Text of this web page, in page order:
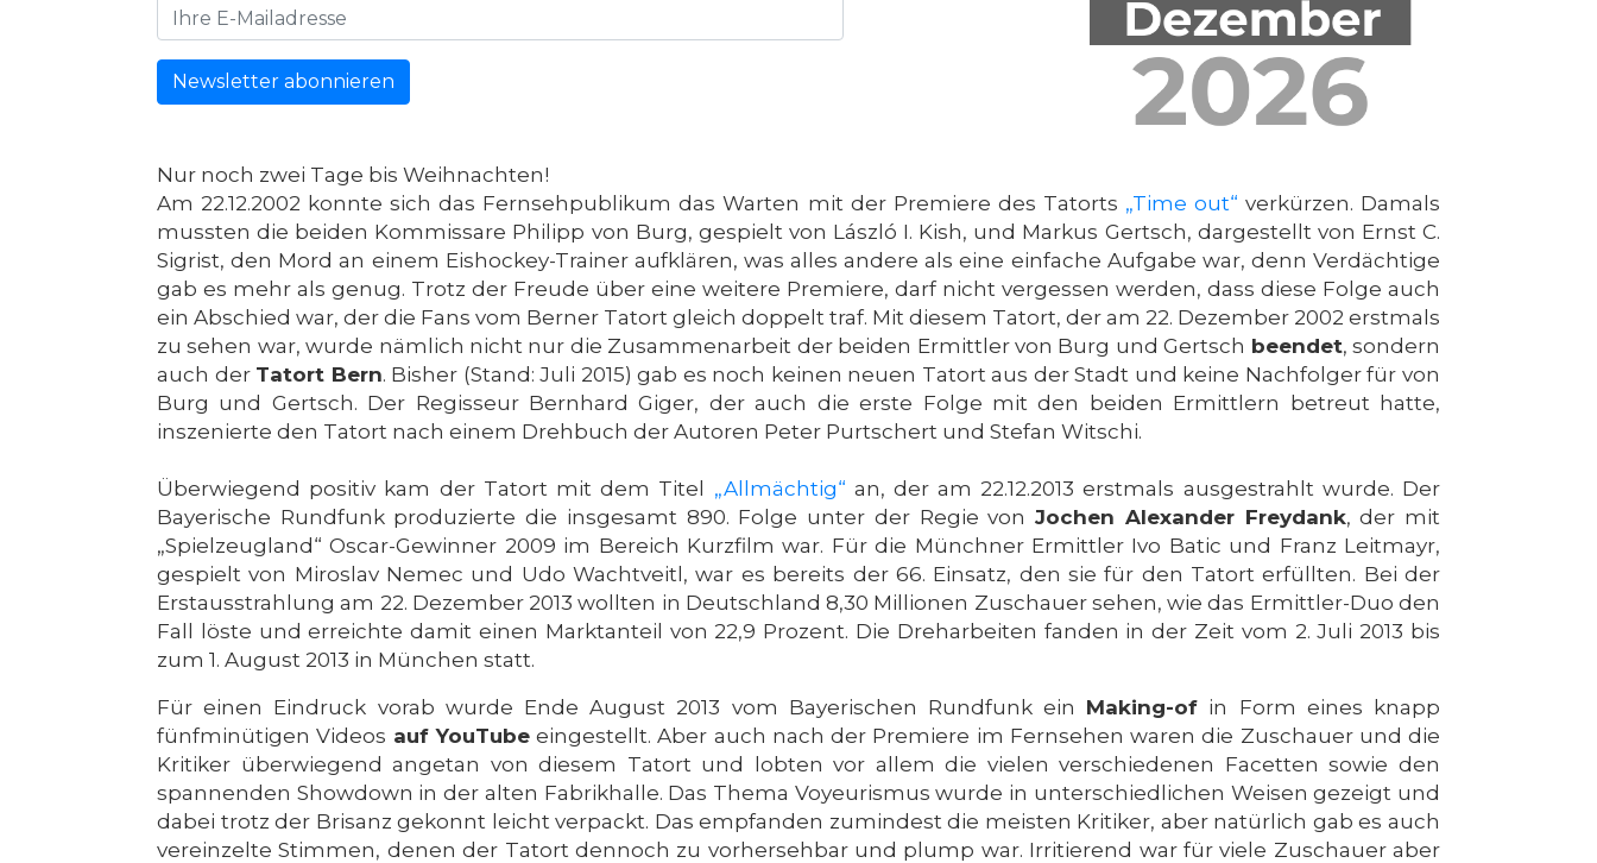
Newsletter abonnieren
Nur noch zwei Tage bis Weihnachten!
Am 22.12.2002 konnte sich das Fernsehpublikum das Warten mit der Premiere des Tatorts „Time out“ verkürzen. Damals
mussten die beiden Kommissare Philipp von Burg, gespielt von László I. Kish, und Markus Gertsch, dargestellt von Ernst C.
Sigrist, den Mord an einem Eishockey-Trainer aufklären, was alles andere als eine einfache Aufgabe war, denn Verdächtige
gab es mehr als genug. Trotz der Freude über eine weitere Premiere, darf nicht vergessen werden, dass diese Folge auch
ein Abschied war, der die Fans vom Berner Tatort gleich doppelt traf. Mit diesem Tatort, der am 22. Dezember 2002 erstmals
zu sehen war, wurde nämlich nicht nur die Zusammenarbeit der beiden Ermittler von Burg und Gertsch beendet, sondern
auch der Tatort Bern. Bisher (Stand: Juli 2015) gab es noch keinen neuen Tatort aus der Stadt und keine Nachfolger für von
Burg und Gertsch. Der Regisseur Bernhard Giger, der auch die erste Folge mit den beiden Ermittlern betreut hatte,
inszenierte den Tatort nach einem Drehbuch der Autoren Peter Purtschert und Stefan Witschi.
Überwiegend positiv kam der Tatort mit dem Titel „Allmächtig“ an, der am 22.12.2013 erstmals ausgestrahlt wurde. Der
Bayerische Rundfunk produzierte die insgesamt 890. Folge unter der Regie vonJochen Alexander Freydank, der mit
„Spielzeugland“ Oscar-Gewinner 2009 im Bereich Kurzfilm war. Für die Münchner Ermittler Ivo Batic und Franz Leitmayr,
gespielt von Miroslav Nemec und Udo Wachtveitl, war es bereits der 66. Einsatz, den sie für den Tatort erfüllten. Bei der
Erstausstrahlung am 22. Dezember 2013 wollten in Deutschland 8,30 Millionen Zuschauer sehen, wie das Ermittler-Duo den
Fall löste und erreichte damit einen Marktanteil von 22,9 Prozent. Die Dreharbeiten fanden in der Zeit vom 2. Juli 2013 bis
zum 1. August 2013 in München statt.
Für einen Eindruck vorab wurde Ende August 2013 vom Bayerischen Rundfunk ein Making-of in Form eines knapp
fünfminütigen Videos auf YouTubeeingestellt. Aber auch nach der Premiere im Fernsehen waren die Zuschauer und die
Kritiker überwiegend angetan von diesem Tatort und lobten vor allem die vielen verschiedenen Facetten sowie den
spannenden Showdown in der alten Fabrikhalle. Das Thema Voyeurismus wurde in unterschiedlichen Weisen gezeigt und
dabei trotz der Brisanz gekonnt leicht verpackt. Das empfanden zumindest die meisten Kritiker, aber natürlich gab es auch
vereinzelte Stimmen, denen der Tatort dennoch zu vorhersehbar und plump war. Irritierend war für viele Zuschauer aber